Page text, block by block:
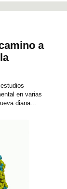
a
en varias
diana...